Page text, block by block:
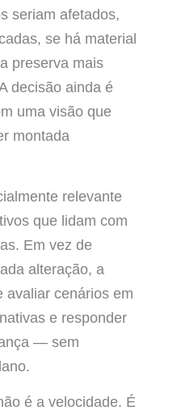
seriam afetados,
se há material
preserva mais
decisão ainda é
uma visão que
montada
relevante
que lidam com
Em vez de
alteração, a
avaliar cenários em
e responder
— sem
é a velocidade. É